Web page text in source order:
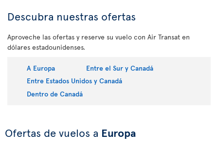
Descubra nuestras ofertas
Aproveche las ofertas y reserve su vuelo con Air Transat en
dólares estadounidenses.
A Europa
Entre el Sur y Canadá
Entre Estados Unidos y Canadá
Dentro de Canadá
Ofertas de vuelos a Europa